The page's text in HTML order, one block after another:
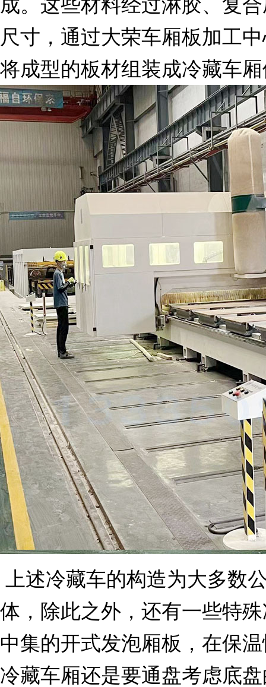
成。这些材料经过淋胶、复
尺寸，通过大荣车厢板加工
将成型的板材组装成冷藏车
上述冷藏车的构造为大多数
体，除此之外，还有一些特
中集的开式发泡厢板，在保
冷藏车厢还是要通盘考虑底